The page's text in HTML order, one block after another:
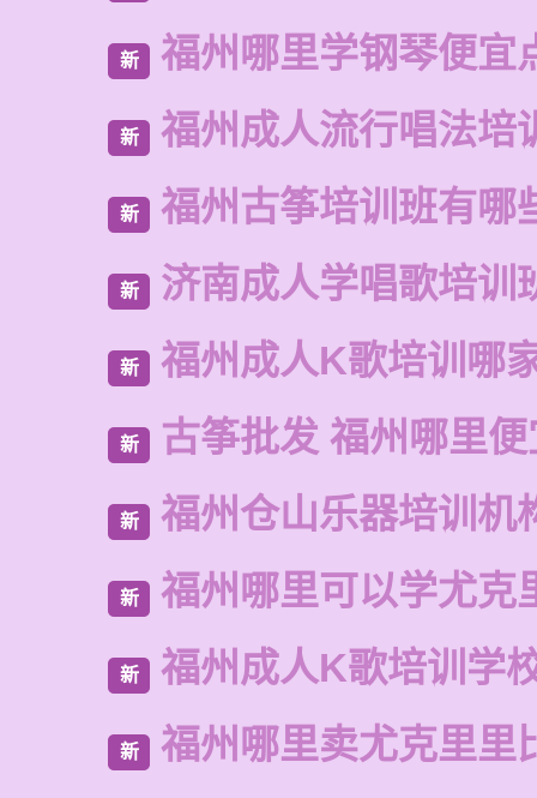
新 福州哪里学钢琴便宜
新 福州成人流行唱法培
新 福州古筝培训班有哪
新 济南成人学唱歌培训
新 福州成人K歌培训哪
新 古筝批发 福州哪里
新 福州仓山乐器培训机
新 福州哪里可以学尤克
新 福州成人K歌培训学
新 福州哪里卖尤克里里